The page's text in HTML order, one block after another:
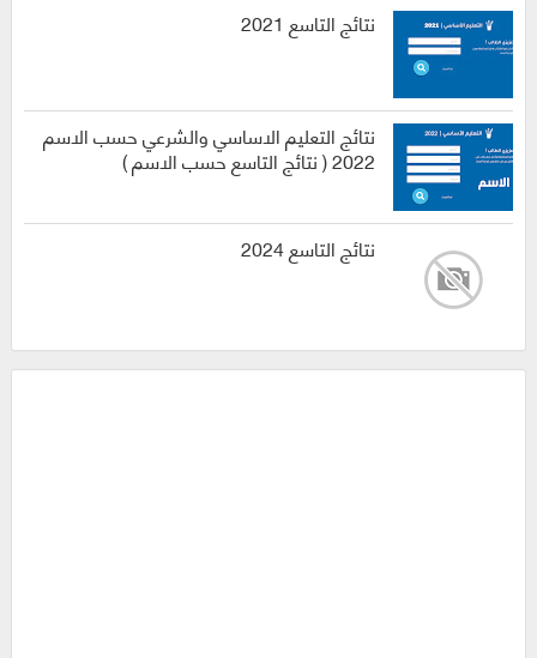
نتائج التاسع 2021
نتائج التعليم الاساسي والشرعي حسب الاسم
2022 ( نتائج التاسع حسب الاسم )
نتائج التاسع 2024